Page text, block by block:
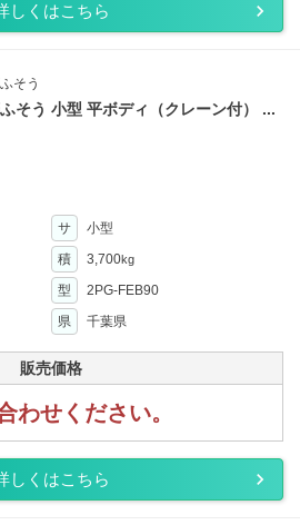
しくはこちら
そう
そう 小型 平ボディ（クレーン付） ...
サ
小型
積 3,700kg
型
2PG-FEB90
県 千葉県
販売価格
わせください。
しくはこちら